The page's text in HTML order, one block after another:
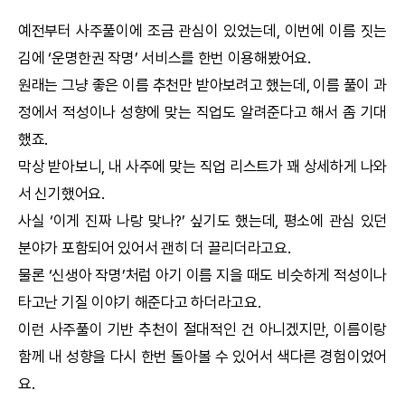
문의사항
예전부터 사주풀이에 조금 관심이 있었는데, 이번에 이름 짓는
김에 ‘운명한권 작명’ 서비스를 한번 이용해봤어요.
원래는 그냥 좋은 이름 추천만 받아보려고 했는데, 이름 풀이 과
정에서 적성이나 성향에 맞는 직업도 알려준다고 해서 좀 기대
했죠.
막상 받아보니, 내 사주에 맞는 직업 리스트가 꽤 상세하게 나와
서 신기했어요.
사실 ‘이게 진짜 나랑 맞나?’ 싶기도 했는데, 평소에 관심 있던
분야가 포함되어 있어서 괜히 더 끌리더라고요.
물론 ‘신생아작명’처럼 아기 이름 지을 때도 비슷하게 적성이나
타고난 기질 이야기 해준다고 하더라고요.
이런 사주풀이 기반 추천이 절대적인 건 아니겠지만, 이름이랑
함께 내 성향을 다시 한번 돌아볼 수 있어서 색다른 경험이었어
요.